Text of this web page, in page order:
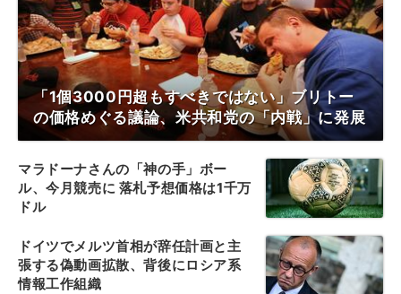
「1個3000円超もすべきではない」ブリトー
の価格めぐる議論、米共和党の「内戦」に発展
マラドーナさんの「神の手」ボー
ル、今月競売に 落札予想価格は1千万
ドル
ドイツでメルツ首相が辞任計画と主
張する偽動画拡散、背後にロシア系
情報工作組織